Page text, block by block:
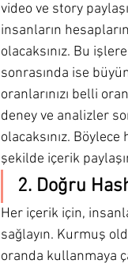
video ve story
insanların
olacaksınız. Bu
sonrasında ise
oranlarınızı belli
deney ve analizler
olacaksınız.
şekilde içerik
2. Doğru
Her içerik için,
sağlayın. Kurmuş
oranda kullanmaya